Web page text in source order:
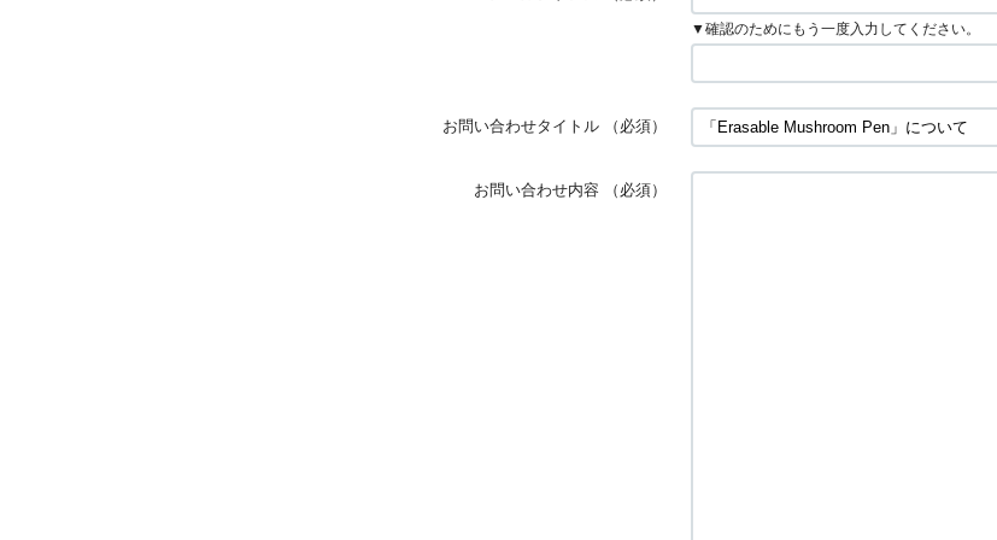
▼確認のためにもう一度入力してください。
お問い合わせタイトル （必須）
お問い合わせ内容 （必須）